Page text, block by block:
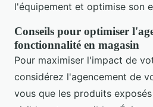
l'équipement et optimise son
Conseils pour optimiser
fonctionnalité en magasin
Pour maximiser l'impact de
considérez l'agencement de
vous que les produits